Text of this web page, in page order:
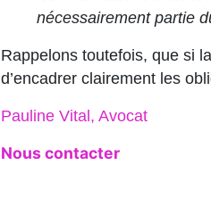
nécessairement partie
Rappelons toutefois, que si
d’encadrer clairement les
Pauline Vital, Avocat
Nous contacter